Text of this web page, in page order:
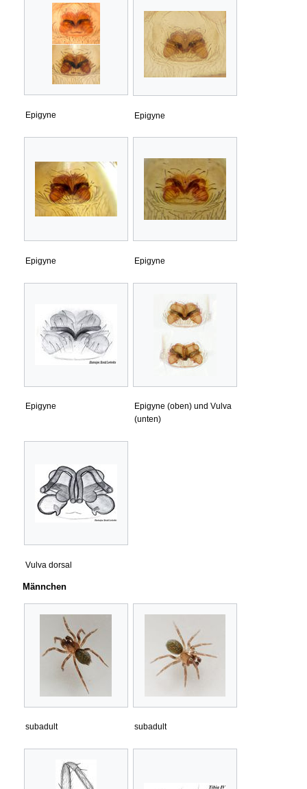
Epigyne Epigyne
Epigyne Epigyne
Epigyne
Epigyne (oben) und Vulva
(unten)
Vulva dorsal
Männchen
subadult subadult